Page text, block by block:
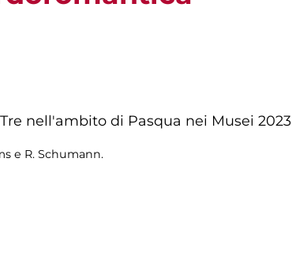
nell'ambito di Pasqua nei Musei 2023
e R. Schumann.